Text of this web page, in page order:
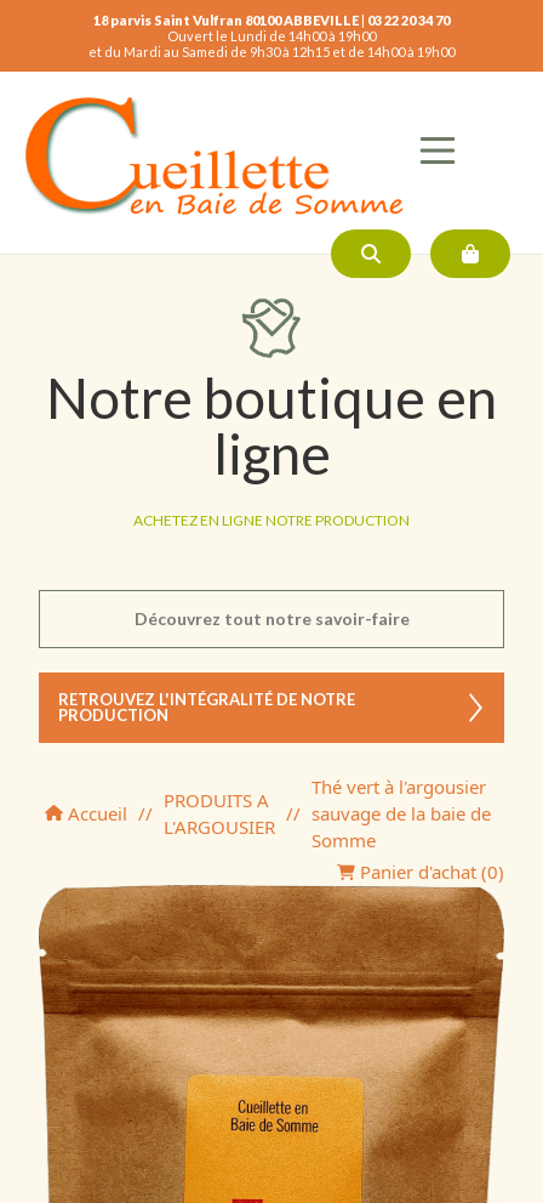
18 parvis Saint Vulfran 80100 ABBEVILLE | 03 22 20 34 70
Ouvert le Lundi de 14h00 à 19h00
et du Mardi au Samedi de 9h30 à 12h15 et de 14h00 à 19h00
Notre boutique en
ligne
ACHETEZ EN LIGNE NOTRE PRODUCTION
Découvrez tout notre savoir-faire
RETROUVEZ L'INTÉGRALITÉ DE NOTRE
PRODUCTION
Accueil //
PRODUITS A
L'ARGOUSIER
//
Thé vert à l'argousier
sauvage de la baie de
Somme
Panier d'achat (0)